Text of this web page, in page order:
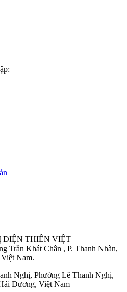
ĐIỆN THIÊN VIỆT
Trần Khát Chân , P. Thanh Nhàn,
Nam.
Nghị, Phường Lê Thanh Nghị,
Dương, Việt Nam